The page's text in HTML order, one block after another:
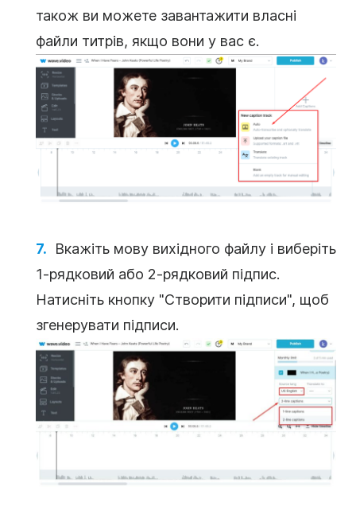
також ви можете завантажити власні
файли титрів, якщо вони у вас є.
Вкажіть мову вихідного файлу і виберіть
1-рядковий або 2-рядковий підпис.
Натисніть кнопку "Створити підписи", щоб
згенерувати підписи.